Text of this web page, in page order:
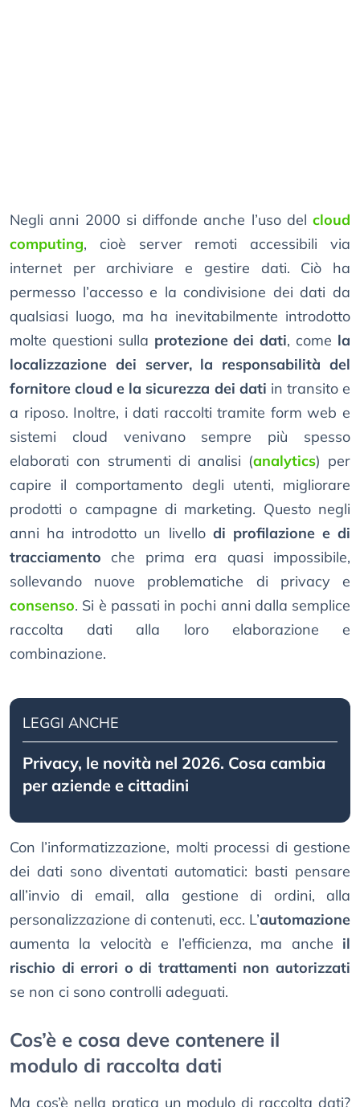
Negli anni 2000 si diffonde anche l’uso del cloud
computing, cioè server remoti accessibili via
internet per archiviare e gestire dati. Ciò ha
permesso l’accesso e la condivisione dei dati da
qualsiasi luogo, ma ha inevitabilmente introdotto
molte questioni sulla protezione dei dati, come la
localizzazione dei server, la responsabilità del
fornitore cloud e la sicurezza dei dati in transito e
a riposo. Inoltre, i dati raccolti tramite form web e
sistemi cloud venivano sempre più spesso
elaborati con strumenti di analisi (analytics) per
capire il comportamento degli utenti, migliorare
prodotti o campagne di marketing. Questo negli
anni ha introdotto un livello di profilazione e di
tracciamento che prima era quasi impossibile,
sollevando nuove problematiche di privacy e
consenso. Si è passati in pochi anni dalla semplice
raccolta dati alla loro elaborazione e
combinazione.
LEGGI ANCHE
Privacy, le novità nel 2026. Cosa cambia
per aziende e cittadini
Con l’informatizzazione, molti processi di gestione
dei dati sono diventati automatici: basti pensare
all’invio di email, alla gestione di ordini, alla
personalizzazione di contenuti, ecc. L’automazione
aumenta la velocità e l’efficienza, ma anche il
rischio di errori o di trattamenti non autorizzati
se non ci sono controlli adeguati.
Cos’è e cosa deve contenere il
modulo di raccolta dati
Ma cos’è nella pratica un modulo di raccolta dati?